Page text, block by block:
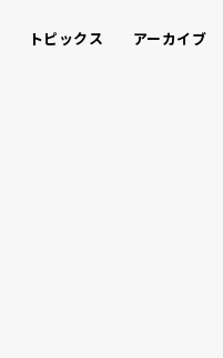
トピックス アーカイブ